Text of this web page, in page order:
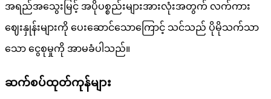
အရည်အသွေးမြင့် အပိုပစ္စည်းများအားလုံးအတွက် လက်ကား
ဈေးနှုန်းများကို ပေးဆောင်သောကြောင့် သင်သည် ပိုမိုသက်သာ
သော ငွေစုမှုကို အာမခံပါသည်။
ဆက်စပ်ထုတ်ကုန်များ